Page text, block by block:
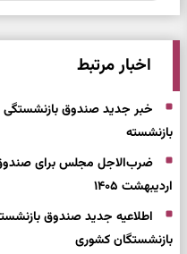
اخبار مرتبط
خبر جدید صندوق بازنشستگی
بازنشسته
ضرب‌الاجل مجلس برای صندوق
اردیبهشت ۱۴۰۵
اطلاعیه جدید صندوق
بازنشستگان کشوری